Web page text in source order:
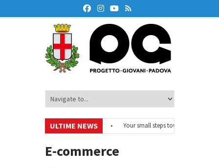
ULTIME NEWS
#EurodeskOnAir – Ciclo di webinar
Your small steps towards
educazione finanziaria
• Oxford Debate Lab – Borse di studio 2026/27
E-commerce